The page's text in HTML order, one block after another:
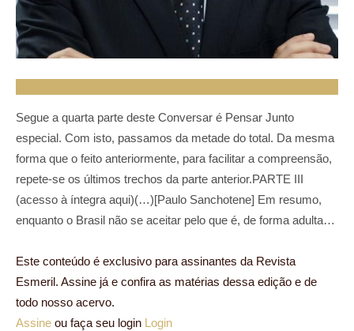
Segue a quarta parte deste Conversar é Pensar Junto
especial. Com isto, passamos da metade do total. Da mesma
forma que o feito anteriormente, para facilitar a compreensão,
repete-se os últimos trechos da parte anterior.PARTE III
(acesso à íntegra aqui)(…)[Paulo Sanchotene] Em resumo,
enquanto o Brasil não se aceitar pelo que é, de forma adulta…
Este conteúdo é exclusivo para assinantes da Revista
Esmeril. Assine já e confira as matérias dessa edição e de
todo nosso acervo.
Assine ou faça seu login Login